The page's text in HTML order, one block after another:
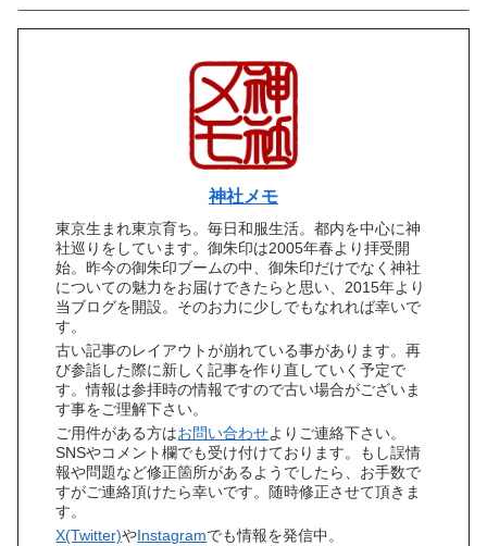
神社メモ
東京生まれ東京育ち。毎日和服生活。都内を中心に神
社巡りをしています。御朱印は2005年春より拝受開
始。昨今の御朱印ブームの中、御朱印だけでなく神社
についての魅力をお届けできたらと思い、2015年より
当ブログを開設。そのお力に少しでもなれれば幸いで
す。
古い記事のレイアウトが崩れている事があります。再
び参詣した際に新しく記事を作り直していく予定で
す。情報は参拝時の情報ですので古い場合がございま
す事をご理解下さい。
ご用件がある方はお問い合わせよりご連絡下さい。
SNSやコメント欄でも受け付けております。もし誤情
報や問題など修正箇所があるようでしたら、お手数で
すがご連絡頂けたら幸いです。随時修正させて頂きま
す。
X(Twitter)やInstagramでも情報を発信中。